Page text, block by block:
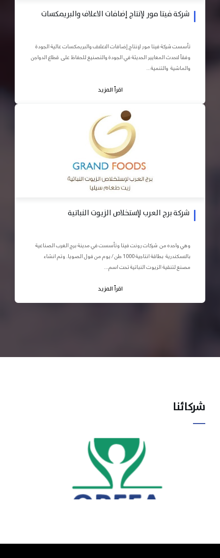
شركة فيتا مور لإنتاج إضافات الاعلاف والبريمكسات
تأسست شركة فيتا مور لإنتاج إضافات الاعلاف والبريمكسات عالية الجودة
وفقاً لاحدث المعايير الحديثة في الجودة والتصنيع للحفاظ على قطاع الدواجن
والماشية والتنمية...
اقرأ المزيد
شركة برج العرب لإستخلاص الزيوت النباتية
وهي واحده من شركات رونت فيتا وتأسست في مدينة برج العرب الصناعية
بالاسكندرية بطاقة انتاجية 1000 طن / يوم من فول الصويا. وتم انشاء
مصنع لتنقية الزيوت النباتية تحت اسم...
اقرأ المزيد
شركائنا